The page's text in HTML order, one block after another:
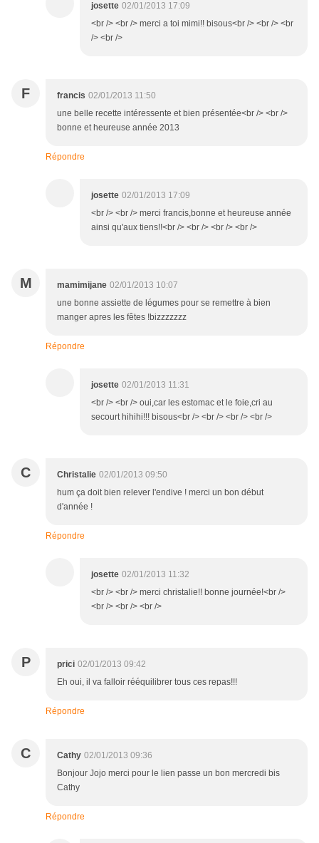
josette 02/01/2013 17:09
<br /> <br /> merci a toi mimi!! bisous<br /> <br /> <br
/> <br />
F francis 02/01/2013 11:50
une belle recette intéressente et bien présentée<br /> <br />
bonne et heureuse année 2013
Répondre
josette 02/01/2013 17:09
<br /> <br /> merci francis,bonne et heureuse année
ainsi qu'aux tiens!!<br /> <br /> <br /> <br />
M mamimijane 02/01/2013 10:07
une bonne assiette de légumes pour se remettre à bien
manger apres les fêtes !bizzzzzzz
Répondre
josette 02/01/2013 11:31
<br /> <br /> oui,car les estomac et le foie,cri au
secourt hihihi!!! bisous<br /> <br /> <br /> <br />
C Christalie 02/01/2013 09:50
hum ça doit bien relever l'endive ! merci un bon début
d'année !
Répondre
josette 02/01/2013 11:32
<br /> <br /> merci christalie!! bonne journée!<br />
<br /> <br /> <br />
P prici 02/01/2013 09:42
Eh oui, il va falloir rééquilibrer tous ces repas!!!
Répondre
C Cathy 02/01/2013 09:36
Bonjour Jojo merci pour le lien passe un bon mercredi bis
Cathy
Répondre